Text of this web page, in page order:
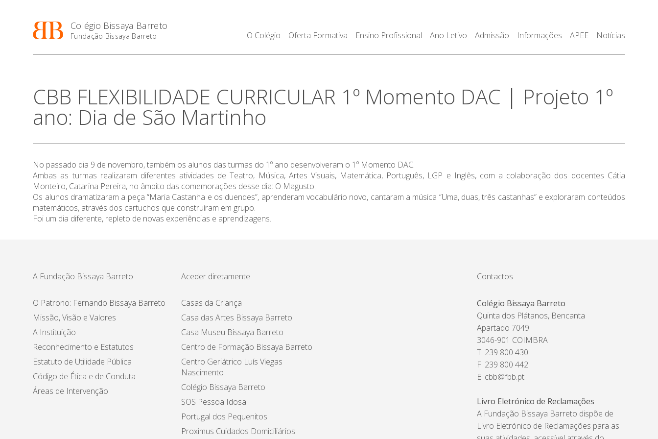
Colégio Bissaya Barreto
Fundação Bissaya Barreto O Colégio Oferta Formativa Ensino Profissional Ano Letivo Admissão Informações APEE Notícias
CBB FLEXIBILIDADE CURRICULAR 1º Momento DAC | Projeto 1º
ano: Dia de São Martinho
No passado dia 9 de novembro, também os alunos das turmas do 1º ano desenvolveram o 1º Momento DAC.
Ambas as turmas realizaram diferentes atividades de Teatro, Música, Artes Visuais, Matemática, Português, LGP e Inglês, com a colaboração dos docentes Cátia
Monteiro, Catarina Pereira, no âmbito das comemorações desse dia: O Magusto.
Os alunos dramatizaram a peça “Maria Castanha e os duendes”, aprenderam vocabulário novo, cantaram a música “Uma, duas, três castanhas” e exploraram conteúdos
matemáticos, através dos cartuchos que construíram em grupo.
Foi um dia diferente, repleto de novas experiências e aprendizagens.
A Fundação Bissaya Barreto
O Patrono: Fernando Bissaya Barreto
Missão, Visão e Valores
A Instituição
Reconhecimento e Estatutos
Estatuto de Utilidade Pública
Código de Ética e de Conduta
Áreas de Intervenção
Aceder diretamente
Casas da Criança
Casa das Artes Bissaya Barreto
Casa Museu Bissaya Barreto
Centro de Formação Bissaya Barreto
Centro Geriátrico Luís Viegas
Nascimento
Colégio Bissaya Barreto
SOS Pessoa Idosa
Portugal dos Pequenitos
Proximus Cuidados Domiciliários
Contactos
Colégio Bissaya Barreto
Quinta dos Plátanos, Bencanta
Apartado 7049
3046-901 COIMBRA
T: 239 800 430
F: 239 800 442
E: cbb@fbb.pt
Livro Eletrónico de Reclamações
A Fundação Bissaya Barreto dispõe de
Livro Eletrónico de Reclamações para as